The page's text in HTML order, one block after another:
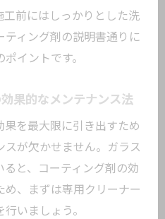
工前にはしっかりとした洗
ィング剤の説明書通りに
イントです。
果的なメンテナンス法
を最大限に引き出すため
スが欠かせません。ガラス
と、コーティング剤の効
、まずは専用クリーナー
いましょう。